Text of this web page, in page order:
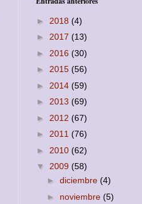
► 2018 (4)
► 2017 (13)
► 2016 (30)
► 2015 (56)
► 2014 (59)
► 2013 (69)
► 2012 (67)
► 2011 (76)
► 2010 (62)
▼ 2009 (58)
► diciembre (4)
► noviembre (5)